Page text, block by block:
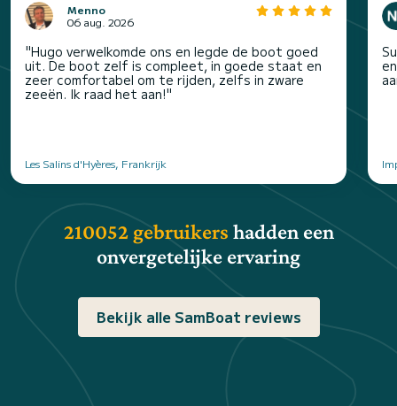
Menno
06 aug. 2026
"Hugo verwelkomde ons en legde de boot goed
uit. De boot zelf is compleet, in goede staat en
zeer comfortabel om te rijden, zelfs in zware
zeeën. Ik raad het aan!"
Les Salins d'Hyères, Frankrijk
210052 gebruikers hadden een
onvergetelijke ervaring
Bekijk alle SamBoat reviews